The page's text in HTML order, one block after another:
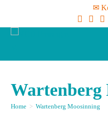
✉
Wartenberg
Home > Wartenberg Moosinning